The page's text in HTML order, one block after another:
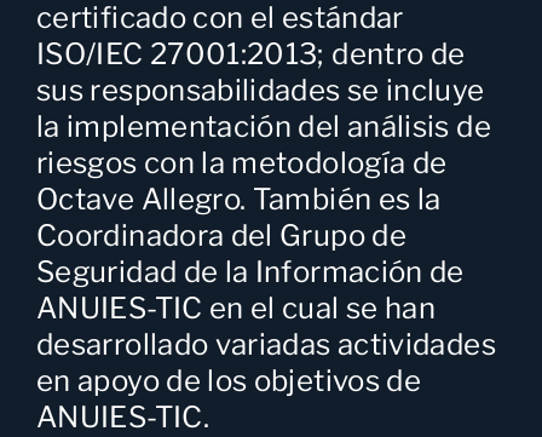
certificado con el estándar
ISO/IEC 27001:2013; dentro de
sus responsabilidades se incluye
la implementación del análisis de
riesgos con la metodología de
Octave Allegro. También es la
Coordinadora del Grupo de
Seguridad de la Información de
ANUIES-TIC en el cual se han
desarrollado variadas actividades
en apoyo de los objetivos de
ANUIES-TIC.